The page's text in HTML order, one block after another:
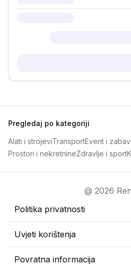
Pregledaj po kategoriji
Alati i strojeviTransportEvent i
Prostori i nekretnineZdravlje i sport
@ 2026
Politika privatnosti
Uvjeti korištenja
Povratna informacija